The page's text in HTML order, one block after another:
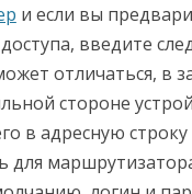
и если вы
введите
отличаться, в
стороне
в адресную строку
для